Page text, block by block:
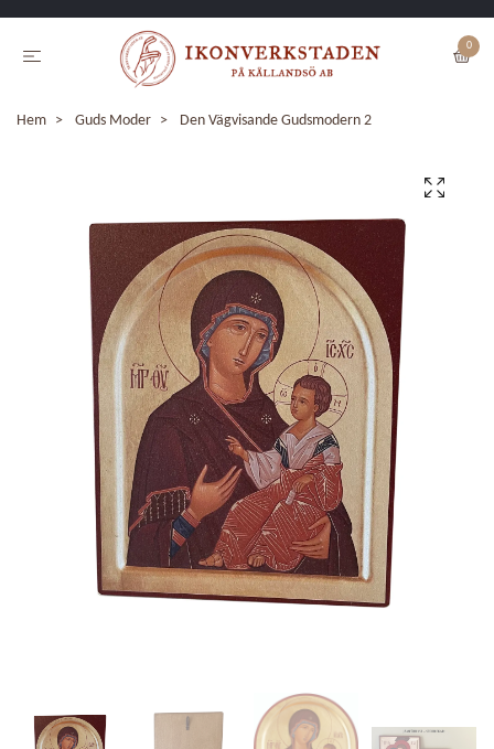
0
Hem Guds Moder Den Vägvisande Gudsmodern 2